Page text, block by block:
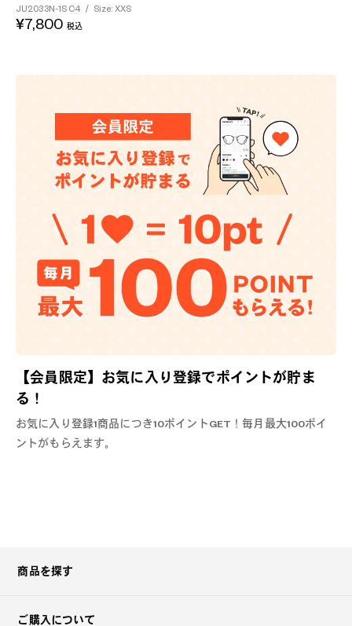
【会員限定】お気に入り登録でポイントが貯ま
る！
お気に入り登録1商品につき10ポイントGET！毎月最大100ポイ
ントがもらえます。
JU2033N-1S C4 / Size: XXS
¥7,800 税込
商品を探す
ご購入について